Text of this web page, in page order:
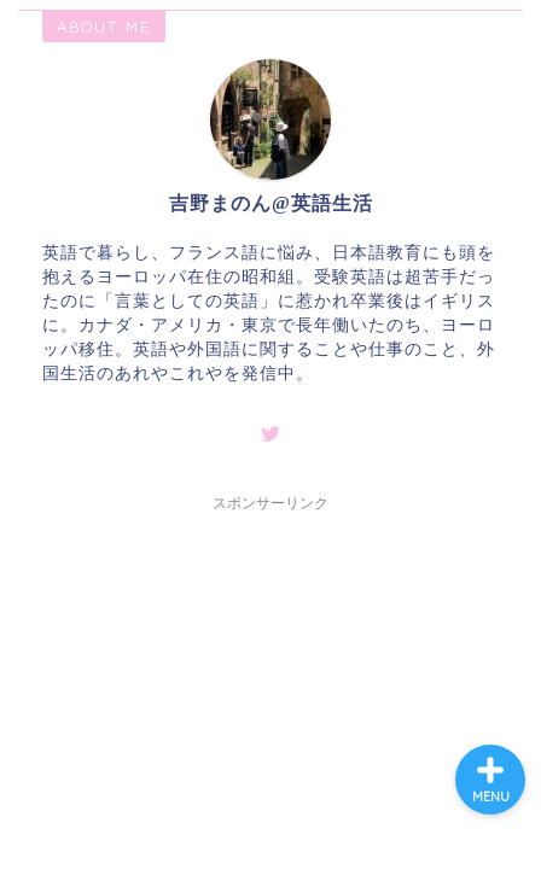
ABOUT ME
吉野まのん@英語生活
英語で暮らし、フランス語に悩み、日本語教育にも頭を
抱えるヨーロッパ在住の昭和組。受験英語は超苦手だっ
たのに「言葉としての英語」に惹かれ卒業後はイギリス
に。カナダ・アメリカ・東京で長年働いたのち、ヨーロ
ッパ移住。英語や外国語に関することや仕事のこと、外
国生活のあれやこれやを発信中。
スポンサーリンク
MENU
プロフィール